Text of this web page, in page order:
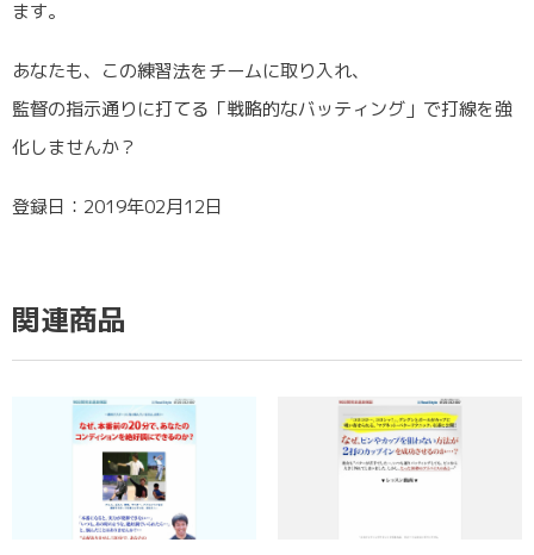
ます。
あなたも、この練習法をチームに取り入れ、
監督の指示通りに打てる「戦略的なバッティング」で打線を強
化しませんか？
登録日：2019年02月12日
関連商品